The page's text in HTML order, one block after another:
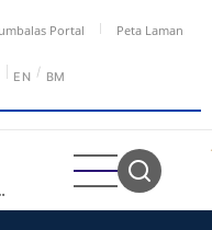
Portal Peta Laman
EN / BM